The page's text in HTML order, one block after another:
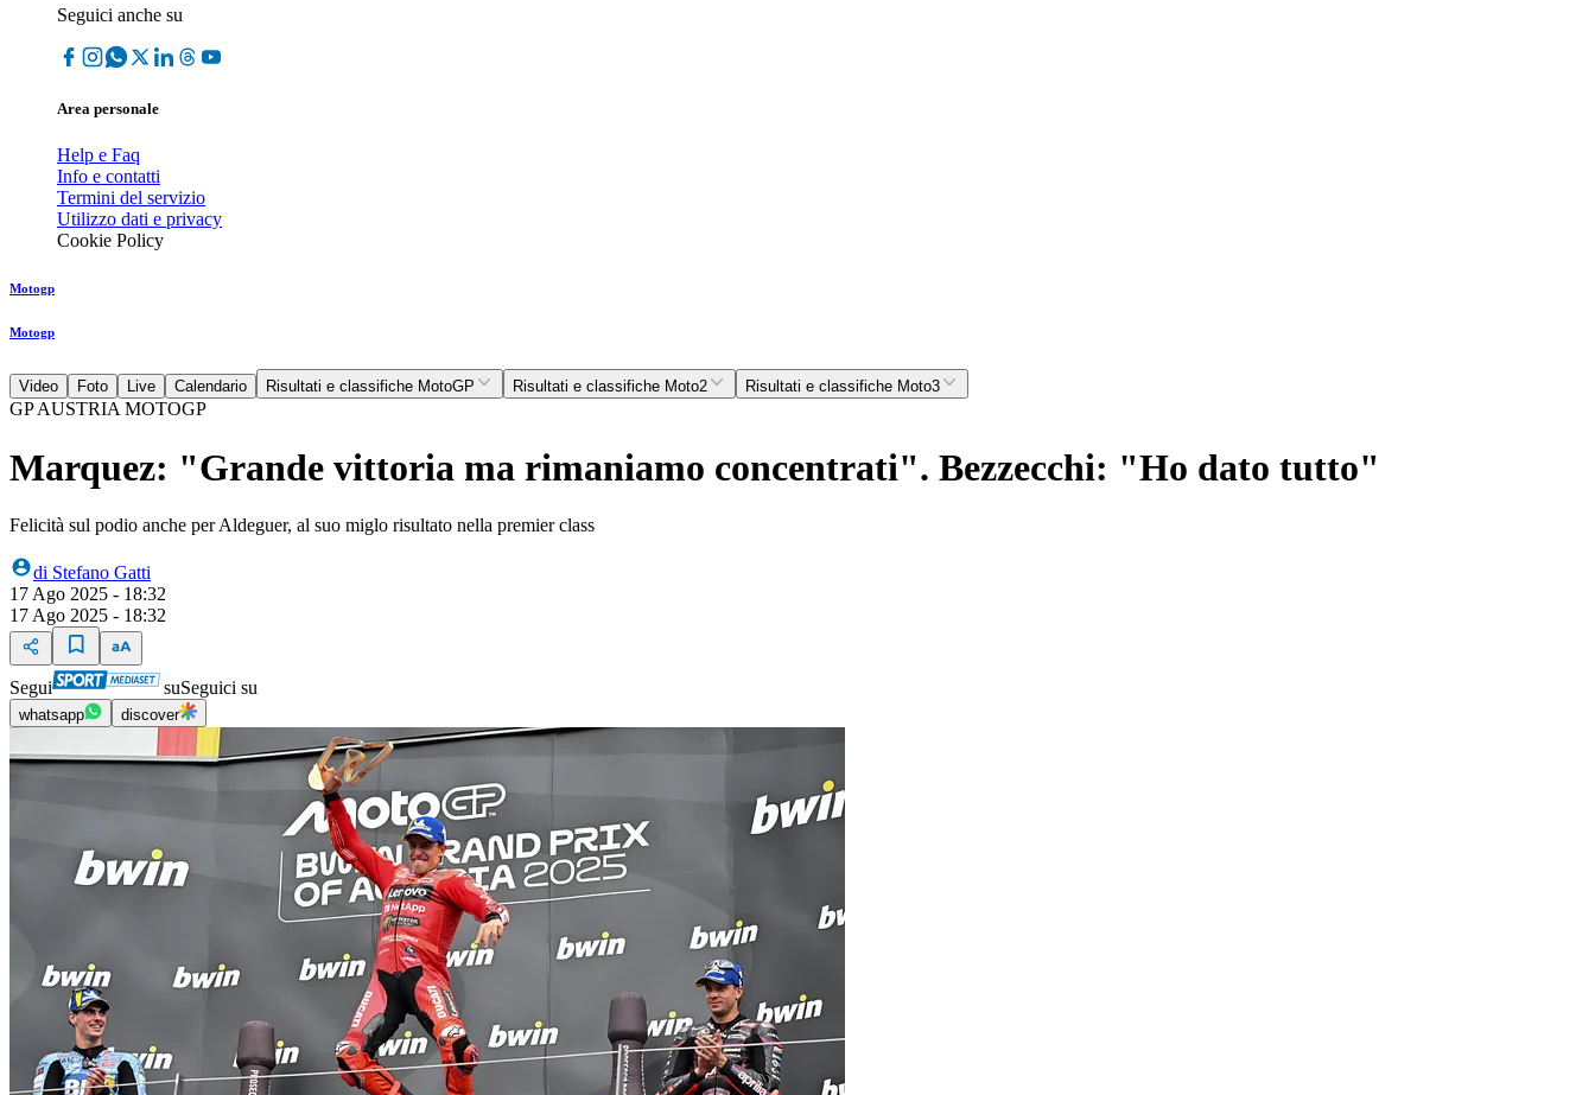
Seguici anche su
Area personale
Help e Faq
Info e contatti
Termini del servizio
Utilizzo dati e privacy
Cookie Policy
Motogp
Motogp
Video Foto Live Calendario Risultati e classifiche MotoGP Risultati e classifiche Moto2 Risultati e classifiche Moto3
GP AUSTRIA MOTOGP
Marquez: "Grande vittoria ma rimaniamo concentrati". Bezzecchi: "Ho dato tutto"
Felicità sul podio anche per Aldeguer, al suo miglo risultato nella premier class
di Stefano Gatti
17 Ago 2025 - 18:32
17 Ago 2025 - 18:32
Segui suSeguici su
whatsapp discover